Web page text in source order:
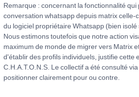
Remarque : concernant la fonctionnalité
conversation whatsapp depuis matrix celle-
du logiciel propriétaire Whatsapp (bien
Nous estimons toutefois que notre action
maximum de monde de migrer vers Matrix
d'établir des profils individuels, justifie cette
C.H.A.T.O.N.S. Le collectif a été consulté
positionner clairement pour ou contre.